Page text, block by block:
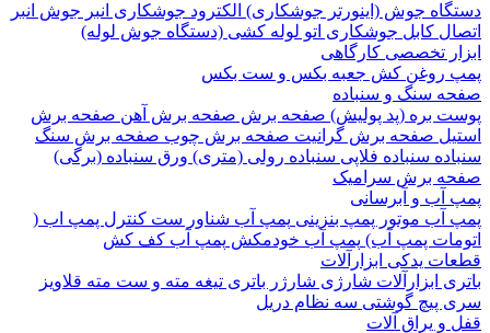
جوش (اینورتر جوشکاری)الکترود جوشکاریانبر جوشانبر
کابل جوشکاریاتو لوله کشی (دستگاه جوش لوله)
تخصصی کارگاهی
روغن کش جعبه بکس و ست بکس
سنگ و سنباده
بره (پد پولیش)صفحه برش‌ صفحه برش‌ آهن صفحه برش‌
صفحه برش‌ گرانیت صفحه برش چوب صفحه برش‌ سنگ
سنباده فلاپیسنباده رولی (متری)ورق سنباده (برگی)
برش‌ سرامیک
و آبرسانی
آبموتور پمپ بنزینیپمپ آب شناورست کنترل پمپ اب (
پمپ آب)پمپ آب خودمکشپمپ آب کف کش
یدکی ابزارآلات
ابزارآلات شارژیشارژر باتریتیغهمته و ست متهقلاویز
پیچ گوشتیسه نظام دریل
یراق آلات